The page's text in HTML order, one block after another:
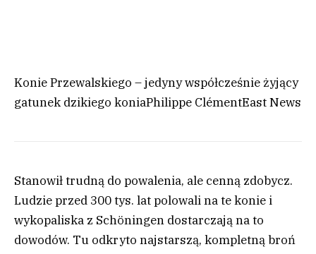
Konie Przewalskiego – jedyny współcześnie żyjący
gatunek dzikiego koniaPhilippe ClémentEast News
Stanowił trudną do powalenia, ale cenną zdobycz.
Ludzie przed 300 tys. lat polowali na te konie i
wykopaliska z Schöningen dostarczają na to
dowodów. Tu odkryto najstarszą, kompletną broń